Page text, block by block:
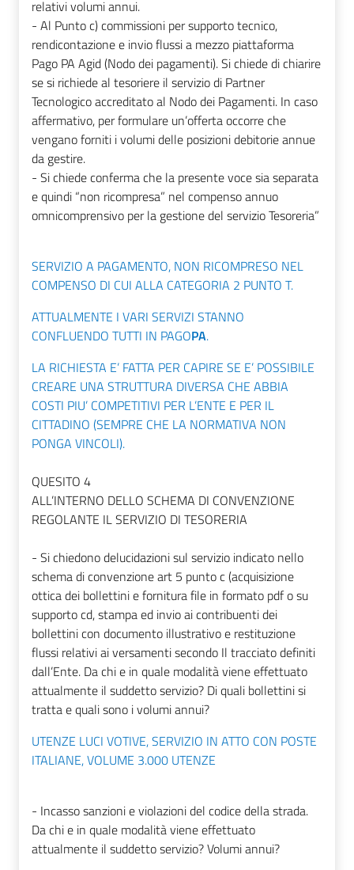
relativi volumi annui.
- Al Punto c) commissioni per supporto tecnico,
rendicontazione e invio flussi a mezzo piattaforma
Pago PA Agid (Nodo dei pagamenti). Si chiede di chiarire
se si richiede al tesoriere il servizio di Partner
Tecnologico accreditato al Nodo dei Pagamenti. In caso
affermativo, per formulare un’offerta occorre che
vengano forniti i volumi delle posizioni debitorie annue
da gestire.
- Si chiede conferma che la presente voce sia separata
e quindi “non ricompresa” nel compenso annuo
omnicomprensivo per la gestione del servizio Tesoreria”
SERVIZIO A PAGAMENTO, NON RICOMPRESO NEL
COMPENSO DI CUI ALLA CATEGORIA 2 PUNTO T.
ATTUALMENTE I VARI SERVIZI STANNO
CONFLUENDO TUTTI IN PAGOPA.
LA RICHIESTA E’ FATTA PER CAPIRE SE E’ POSSIBILE
CREARE UNA STRUTTURA DIVERSA CHE ABBIA
COSTI PIU’ COMPETITIVI PER L’ENTE E PER IL
CITTADINO (SEMPRE CHE LA NORMATIVA NON
PONGA VINCOLI).
QUESITO 4
ALL’INTERNO DELLO SCHEMA DI CONVENZIONE
REGOLANTE IL SERVIZIO DI TESORERIA
- Si chiedono delucidazioni sul servizio indicato nello
schema di convenzione art 5 punto c (acquisizione
ottica dei bollettini e fornitura file in formato pdf o su
supporto cd, stampa ed invio ai contribuenti dei
bollettini con documento illustrativo e restituzione
flussi relativi ai versamenti secondo Il tracciato definiti
dall’Ente. Da chi e in quale modalità viene effettuato
attualmente il suddetto servizio? Di quali bollettini si
tratta e quali sono i volumi annui?
UTENZE LUCI VOTIVE, SERVIZIO IN ATTO CON POSTE
ITALIANE, VOLUME 3.000 UTENZE
- Incasso sanzioni e violazioni del codice della strada.
Da chi e in quale modalità viene effettuato
attualmente il suddetto servizio? Volumi annui?